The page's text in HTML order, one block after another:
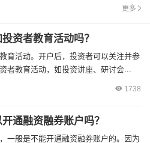
更多
资者教育活动吗？
育活动。开户后，投资者可以关注并参
者教育活动，如投资讲座、研讨会...
1738
通融资融券账户吗？
一般是不能开通融资融券账户的。因为